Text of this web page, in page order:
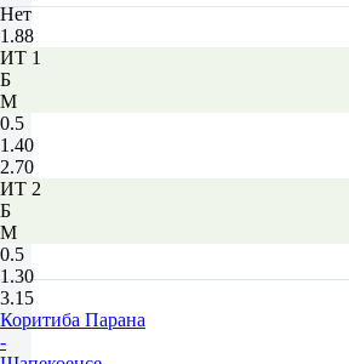
Нет
1.88
ИТ 1
Б
М
0.5
1.40
2.70
ИТ 2
Б
М
0.5
1.30
3.15
Коритиба Парана
-